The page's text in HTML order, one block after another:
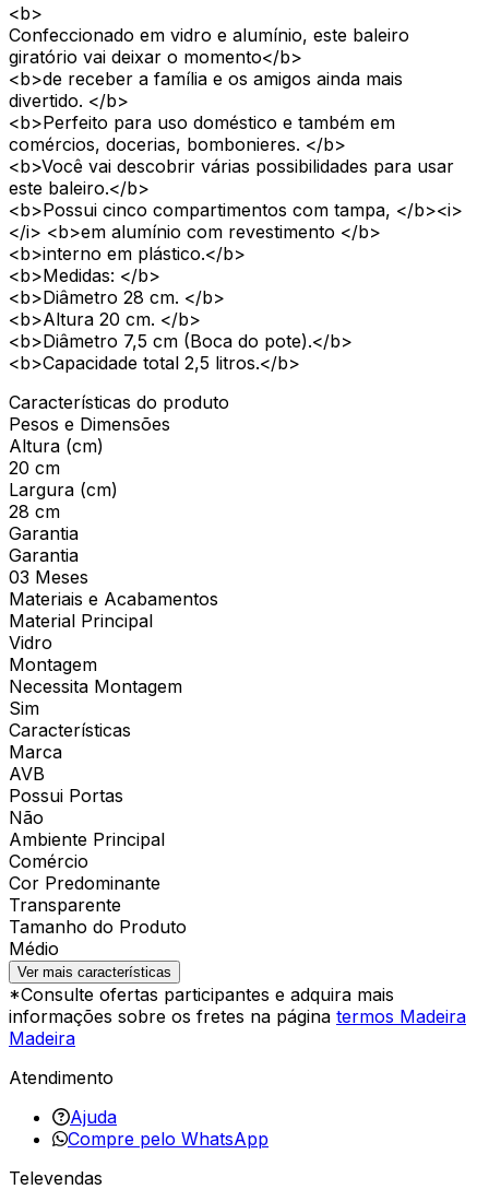
<b>
Confeccionado em vidro e alumínio, este baleiro
giratório vai deixar o momento</b>
<b>de receber a família e os amigos ainda mais
divertido. </b>
<b>Perfeito para uso doméstico e também em
comércios, docerias, bombonieres. </b>
<b>Você vai descobrir várias possibilidades para usar
este baleiro.</b>
<b>Possui cinco compartimentos com tampa, </b><i>
</i> <b>em alumínio com revestimento </b>
<b>interno em plástico.</b>
<b>Medidas: </b>
<b>Diâmetro 28 cm. </b>
<b>Altura 20 cm. </b>
<b>Diâmetro 7,5 cm (Boca do pote).</b>
<b>Capacidade total 2,5 litros.</b>
Características do produto
Pesos e Dimensões
Altura (cm)
20 cm
Largura (cm)
28 cm
Garantia
Garantia
03 Meses
Materiais e Acabamentos
Material Principal
Vidro
Montagem
Necessita Montagem
Sim
Características
Marca
AVB
Possui Portas
Não
Ambiente Principal
Comércio
Cor Predominante
Transparente
Tamanho do Produto
Médio
Ver mais características
*Consulte ofertas participantes e adquira mais
informações sobre os fretes na página termos Madeira
Madeira
Atendimento
Ajuda
Compre pelo WhatsApp
Televendas